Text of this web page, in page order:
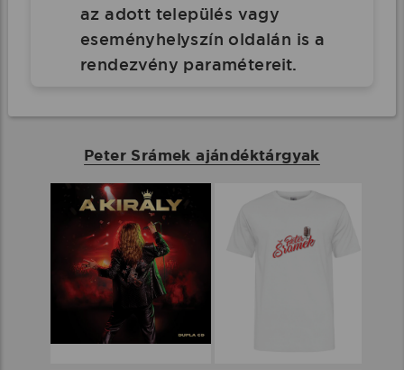
az adott település vagy
eseményhelyszín oldalán is a
rendezvény paramétereit.
Peter Srámek ajándéktárgyak